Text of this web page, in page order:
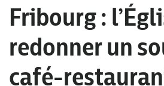
Corporation cantonale
Fribourg :
redonner un
café-